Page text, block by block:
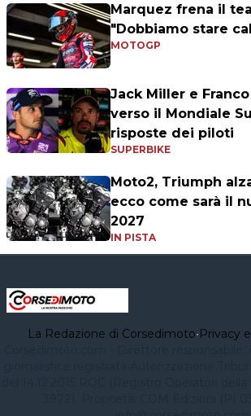
Marquez frena il
"Dobbiamo stare
MOTOGP
Jack Miller e
verso il Mondiale
risposte dei piloti
SUPERBIKE
Moto2, Triumph
ecco come sarà il
2027
IN PISTA
La Redazione di Corsedimoto•Privacy